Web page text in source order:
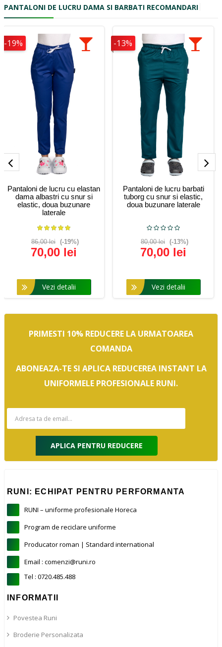
PANTALONI DE LUCRU DAMA SI BARBATI RECOMANDARI
-19%
Pantaloni de lucru cu elastan
dama albastri cu snur si
elastic, doua buzunare
laterale
86,00 lei (-19%)
70,00 lei
Vezi detalii
-13%
Pantaloni de lucru barbati
tuborg cu snur si elastic,
doua buzunare laterale
80,00 lei (-13%)
70,00 lei
Vezi detalii
PRIMESTI 10% REDUCERE LA URMATOAREA
COMANDA
ABONEAZA-TE SI APLICA REDUCEREA INSTANT LA
UNIFORMELE PROFESIONALE RUNI.
APLICA PENTRU REDUCERE
RUNI: ECHIPAT PENTRU PERFORMANTA
RUNI – uniforme profesionale Horeca
Program de reciclare uniforme
Producator roman | Standard international
Email : comenzi@runi.ro
Tel : 0720.485.488
INFORMATII
Povestea Runi
Broderie Personalizata